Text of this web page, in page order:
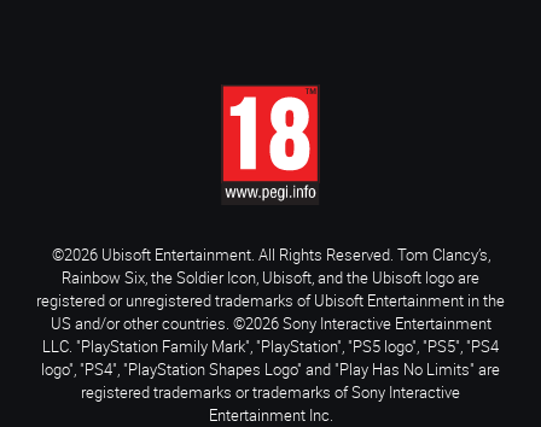
©2026 Ubisoft Entertainment. All Rights Reserved. Tom Clancy’s,
Rainbow Six, the Soldier Icon, Ubisoft, and the Ubisoft logo are
registered or unregistered trademarks of Ubisoft Entertainment in the
US and/or other countries. ©2026 Sony Interactive Entertainment
LLC. "PlayStation Family Mark", "PlayStation", "PS5 logo", "PS5", "PS4
logo", "PS4", "PlayStation Shapes Logo" and "Play Has No Limits" are
registered trademarks or trademarks of Sony Interactive
Entertainment Inc.